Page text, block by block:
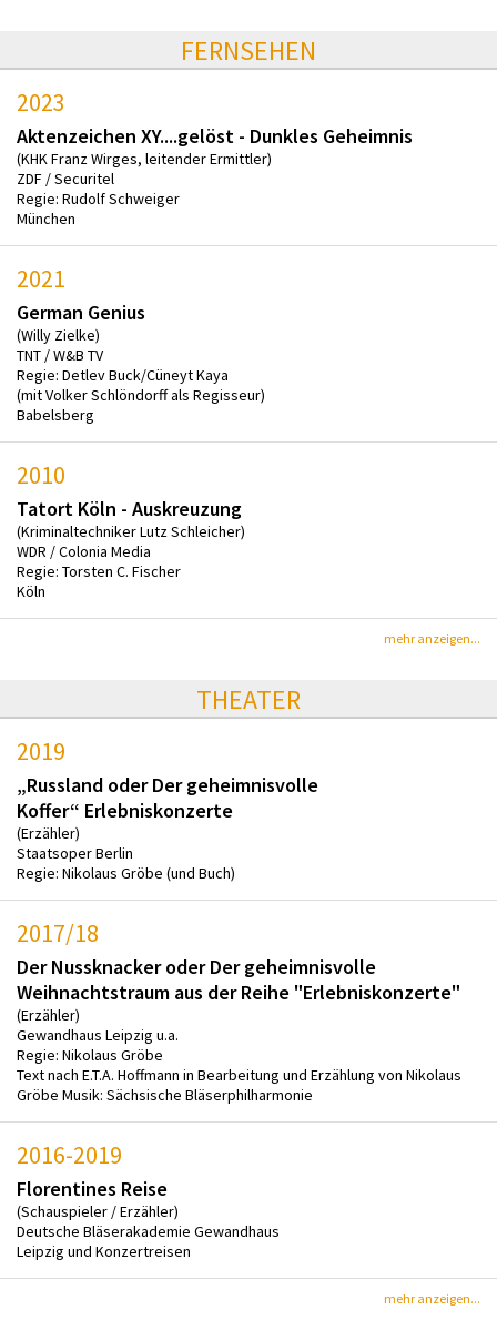
FERNSEHEN
2023
Aktenzeichen XY....gelöst - Dunkles Geheimnis
(KHK Franz Wirges, leitender Ermittler)
ZDF / Securitel
Regie: Rudolf Schweiger
München
2021
German Genius
(Willy Zielke)
TNT / W&B TV
Regie: Detlev Buck/Cüneyt Kaya
(mit Volker Schlöndorff als Regisseur)
Babelsberg
2010
Tatort Köln - Auskreuzung
(Kriminaltechniker Lutz Schleicher)
WDR / Colonia Media
Regie: Torsten C. Fischer
Köln
mehr anzeigen...
THEATER
2019
„Russland oder Der geheimnisvolle
Koffer“ Erlebniskonzerte
(Erzähler)
Staatsoper Berlin
Regie: Nikolaus Gröbe (und Buch)
2017/18
Der Nussknacker oder Der geheimnisvolle
Weihnachtstraum aus der Reihe "Erlebniskonzerte"
(Erzähler)
Gewandhaus Leipzig u.a.
Regie: Nikolaus Gröbe
Text nach E.T.A. Hoffmann in Bearbeitung und Erzählung von Nikolaus
Gröbe Musik: Sächsische Bläserphilharmonie
2016-2019
Florentines Reise
(Schauspieler / Erzähler)
Deutsche Bläserakademie Gewandhaus
Leipzig und Konzertreisen
mehr anzeigen...